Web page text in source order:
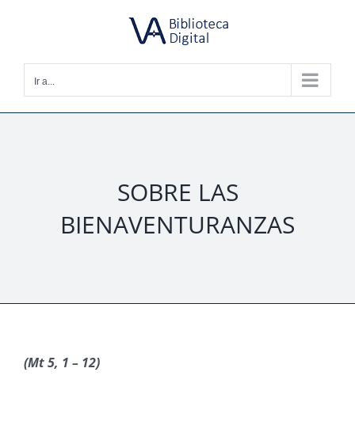
Ir a...
SOBRE LAS
BIENAVENTURANZAS
(Mt 5, 1 – 12)